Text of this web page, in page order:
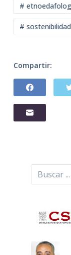
#
# sostenibilidad
Compartir:
Buscar